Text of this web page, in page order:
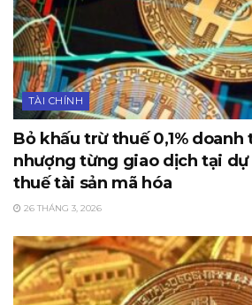
TÀI CHÍNH
Bỏ khấu trừ thuế 0,1% doanh
nhượng từng giao dịch tại
thuế tài sản mã hóa
26 THÁNG 3, 2026